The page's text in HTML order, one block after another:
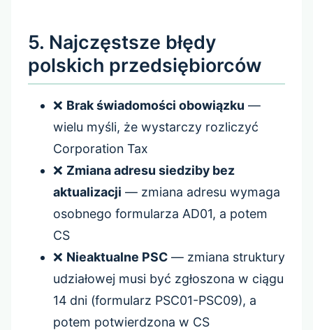
5. Najczęstsze błędy
polskich przedsiębiorców
❌ Brak świadomości obowiązku —
wielu myśli, że wystarczy rozliczyć
Corporation Tax
❌ Zmiana adresu siedziby bez
aktualizacji — zmiana adresu wymaga
osobnego formularza AD01, a potem
CS
❌ Nieaktualne PSC— zmiana struktury
udziałowej musi być zgłoszona w ciągu
14 dni (formularz PSC01-PSC09), a
potem potwierdzona w CS